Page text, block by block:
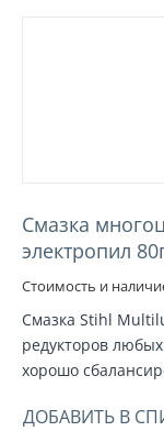
Смазка
электропил
Стоимость и
Смазка Stihl
редукторов
хорошо
ДОБАВИТЬ В